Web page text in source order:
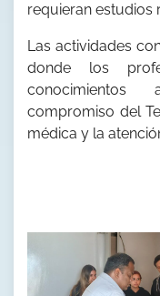
requieran estudios
Las actividades
donde los
conocimientos
compromiso del
médica y la